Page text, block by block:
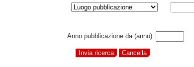
Anno pubblicazione da (anno):